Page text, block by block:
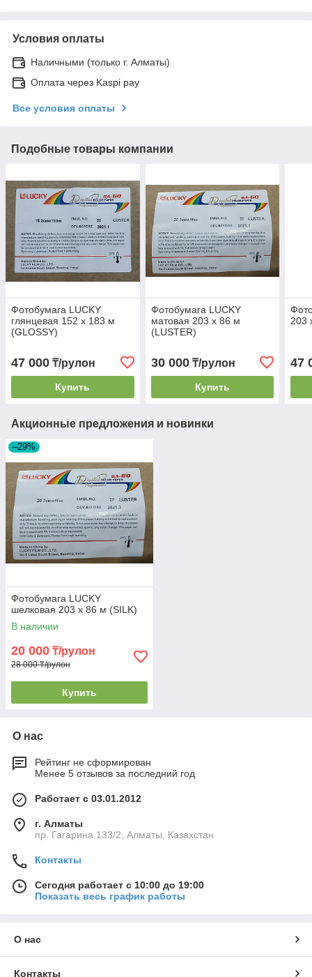
Условия оплаты
Наличными (только г. Алматы)
Оплата через Kaspi pay
Все условия оплаты
Подобные товары компании
Фотобумага LUCKY
глянцевая 152 х 183 м
(GLOSSY)
47 000 ₸/рулон
Купить
Фотобумага LUCKY
матовая 203 х 86 м
(LUSTER)
30 000₸/рулон
Купить
203
47
Акционные предложения и новинки
–29%
Фотобумага LUCKY
шелковая 203 х 86 м (SILK)
В наличии
20 000 ₸/рулон
28 000 ₸/рулон
Купить
О нас
Рейтинг не сформирован
Менее 5 отзывов за последний год
Работает с 03.01.2012
г. Алматы
пр. Гагарина 133/2, Алматы, Казахстан
Контакты
Сегодня работает с 10:00 до 19:00
Показать весь график работы
О нас
Контакты